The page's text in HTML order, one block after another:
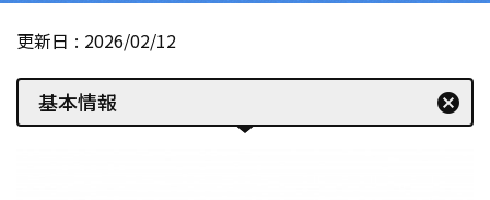
更新日 2026/02/12
基本情報 cancel